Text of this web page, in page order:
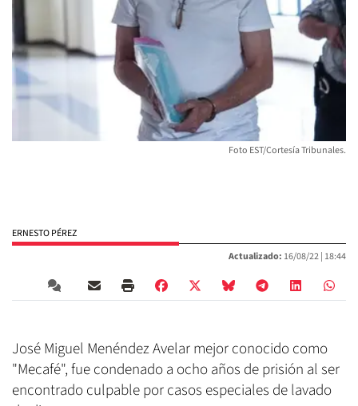
Foto EST/Cortesía Tribunales.
ERNESTO PÉREZ
Actualizado: 16/08/22 | 18:44
José Miguel Menéndez Avelar mejor conocido como
"Mecafé", fue condenado a ocho años de prisión al ser
encontrado culpable por casos especiales de lavado